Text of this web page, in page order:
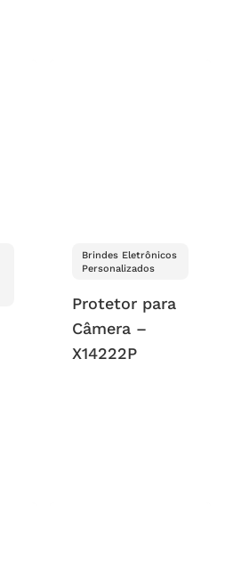
Brindes Eletrônicos
Personalizados
Protetor para
Câmera –
X14222P